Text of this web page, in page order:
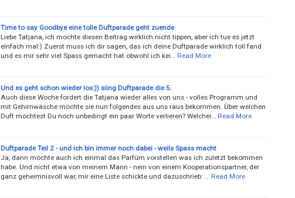
Time to say Goodbye eine tolle Duftparade geht zuende
Liebe Tatjana, ich mochte diesen Beitrag wirklich nicht tippen, aber ich tue es jetzt
einfach mal:) Zuerst muss ich dir sagen, das ich deine Duftparade wirklich toll fand
und es mir sehr viel Spass gemacht hat obwohl ich kei…
Read More
Und es geht schon wieder los:)) siing Duftparade die 5.
Auch diese Woche fordert die Tatjana wieder alles von uns - volles Programm und
mit Gehirnwäsche möchte sie nun folgendes aus uns raus bekommen. Über welchen
Duft möchtest Du noch unbedingt ein paar Worte verlieren? Welcher…
Read More
Duftparade Teil 2 - und ich bin immer noch dabei - weils Spass macht
Ja, dann möchte auch ich einmal das Parfüm vorstellen was ich zuletzt bekommen
habe. Und nicht etwa von meinem Mann - nein von einem Kooperationspartner, der
ganz geheimnisvoll war, mir eine Liste schickte und dazuschrieb: …
Read More